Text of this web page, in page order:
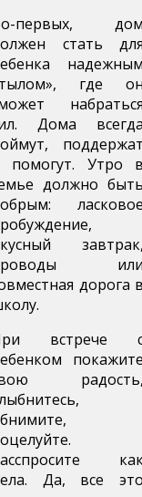
первых,
стать
где
Дома
помогут. Утро
должно
дорога
встрече
Да, все